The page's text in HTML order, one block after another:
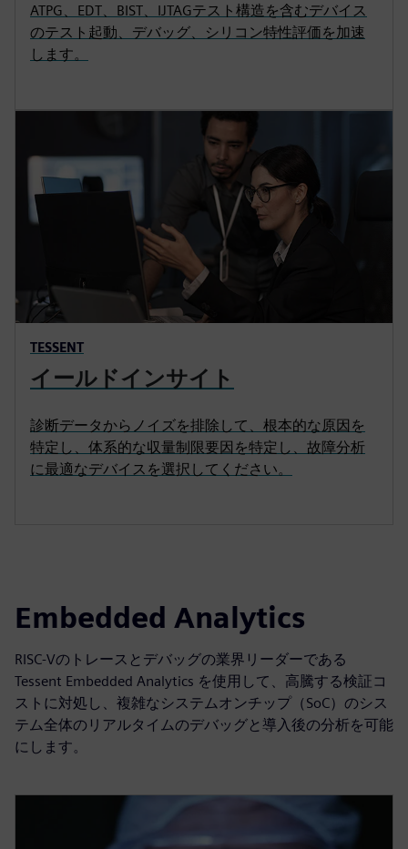
ATPG、EDT、BIST、IJTAGテスト構造を含むデバイス
のテスト起動、デバッグ、シリコン特性評価を加速
します。
TESSENT
イールドインサイト
診断データからノイズを排除して、根本的な原因を
特定し、体系的な収量制限要因を特定し、故障分析
に最適なデバイスを選択してください。
Embedded Analytics
RISC-Vのトレースとデバッグの業界リーダーである
Tessent Embedded Analytics を使用して、高騰する検証コ
ストに対処し、複雑なシステムオンチップ（SoC）のシス
テム全体のリアルタイムのデバッグと導入後の分析を可能
にします。